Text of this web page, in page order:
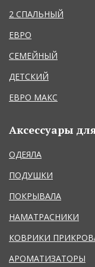
2 СПАЛЬНЫЙ
ЕВРО
СЕМЕЙНЫЙ
ДЕТСКИЙ
ЕВРО МАКС
Аксессуары
ОДЕЯЛА
ПОДУШКИ
ПОКРЫВАЛА
НАМАТРАСНИКИ
КОВРИКИ
АРОМАТИЗАТОРЫ